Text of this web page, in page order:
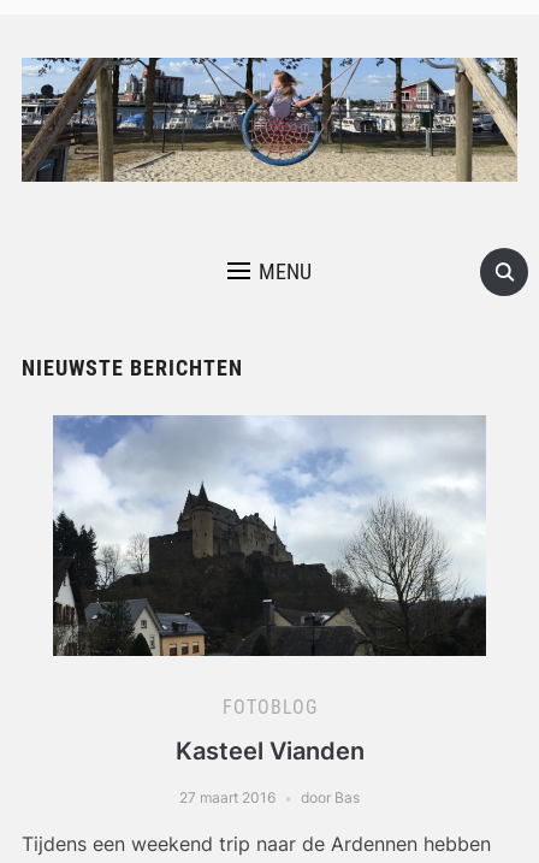
MENU
NIEUWSTE BERICHTEN
FOTOBLOG
Kasteel Vianden
27 maart 2016 door Bas
Tijdens een weekend trip naar de Ardennen hebben